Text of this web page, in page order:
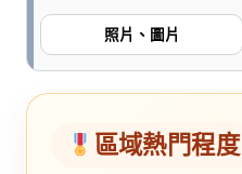
照片、圖片
區域熱門程度